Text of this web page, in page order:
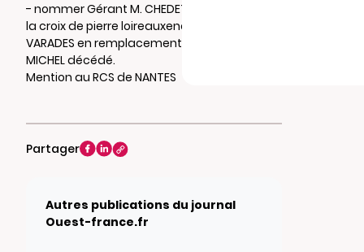
- nommer Gérant M. CHEDET Eric 265 rue de
la croix de pierre loireauxence 44370
VARADES en remplacement de M. ROBIN
MICHEL décédé.
Mention au RCS de NANTES
Partager
Autres publications du journal
Ouest-france.fr